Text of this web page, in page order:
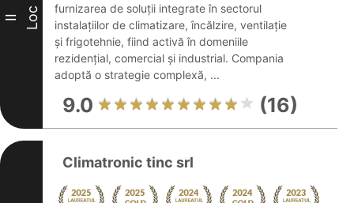
II Loc
furnizarea de soluții integrate în sectorul
instalațiilor de climatizare, încălzire, ventilație
și frigotehnie, fiind activă în domeniile
rezidențial, comercial și industrial. Compania
adoptă o strategie complexă, ...
9.0 (16)
Climatronic tinc srl